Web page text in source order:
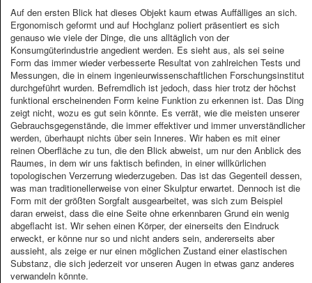
Auf den ersten Blick hat dieses Objekt kaum etwas Auffälliges an sich.
Ergonomisch geformt und auf Hochglanz poliert präsentiert es sich
genauso wie viele der Dinge, die uns alltäglich von der
Konsumgüterindustrie angedient werden. Es sieht aus, als sei seine
Form das immer wieder verbesserte Resultat von zahlreichen Tests und
Messungen, die in einem ingenieurwissenschaftlichen Forschungsinstitut
durchgeführt wurden. Befremdlich ist jedoch, dass hier trotz der höchst
funktional erscheinenden Form keine Funktion zu erkennen ist. Das Ding
zeigt nicht, wozu es gut sein könnte. Es verrät, wie die meisten unserer
Gebrauchsgegenstände, die immer effektiver und immer unverständlicher
werden, überhaupt nichts über sein Inneres. Wir haben es mit einer
reinen Oberfläche zu tun, die den Blick abweist, um nur den Anblick des
Raumes, in dem wir uns faktisch befinden, in einer willkürlichen
topologischen Verzerrung wiederzugeben. Das ist das Gegenteil dessen,
was man traditionellerweise von einer Skulptur erwartet. Dennoch ist die
Form mit der größten Sorgfalt ausgearbeitet, was sich zum Beispiel
daran erweist, dass die eine Seite ohne erkennbaren Grund ein wenig
abgeflacht ist. Wir sehen einen Körper, der einerseits den Eindruck
erweckt, er könne nur so und nicht anders sein, andererseits aber
aussieht, als zeige er nur einen möglichen Zustand einer elastischen
Substanz, die sich jederzeit vor unseren Augen in etwas ganz anderes
verwandeln könnte.